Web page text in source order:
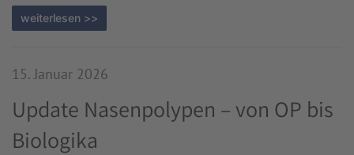
weiterlesen >>
15. Januar 2026
Update Nasenpolypen – von OP bis
Biologika